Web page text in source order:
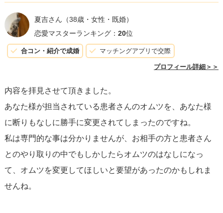
のか、何らかの事情で急いで変更する必要があったのかも
しれません。その真意が分かれば、あなたの感じている
「幻滅」が薄まる可能性もあります。
大切です。職場でのトラブルが個人的な感情に影響を及ぼ
すことは珍しいことではありませんが、恋愛感情と職業的
な関係を分けて考えることで、自分自身がさらに冷静にな
れるかもしれません。
最後に、関係を進展させるかどうかについては、あなたが
彼女にどれだけの気持ちを持っているかにかかっていま
夏吉さん （38歳・女性・既婚）
恋愛マスターランキング： 20位
合コン・紹介で成婚 マッチングアプリで交際
プロフィール詳細＞＞
内容を拝見させて頂きました。
あなた様が担当されている患者さんのオムツを、あなた様
に断りもなしに勝手に変更されてしまったのですね。
私は専門的な事は分かりませんが、お相手の方と患者さん
とのやり取りの中でもしかしたらオムツのはなしになっ
て、オムツを変更してほしいと要望があったのかもしれま
せんね。